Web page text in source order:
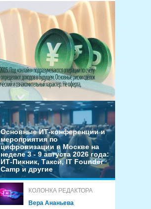
Основные ИТ-конференции и
мероприятия по
цифровизации в Москве на
неделе 3 - 9 августа 2026 года:
ИТ-Пикник, Такси, IT Founder
Camp и другие
КОЛОНКА РЕДАКТОРА
Вера Ананьева